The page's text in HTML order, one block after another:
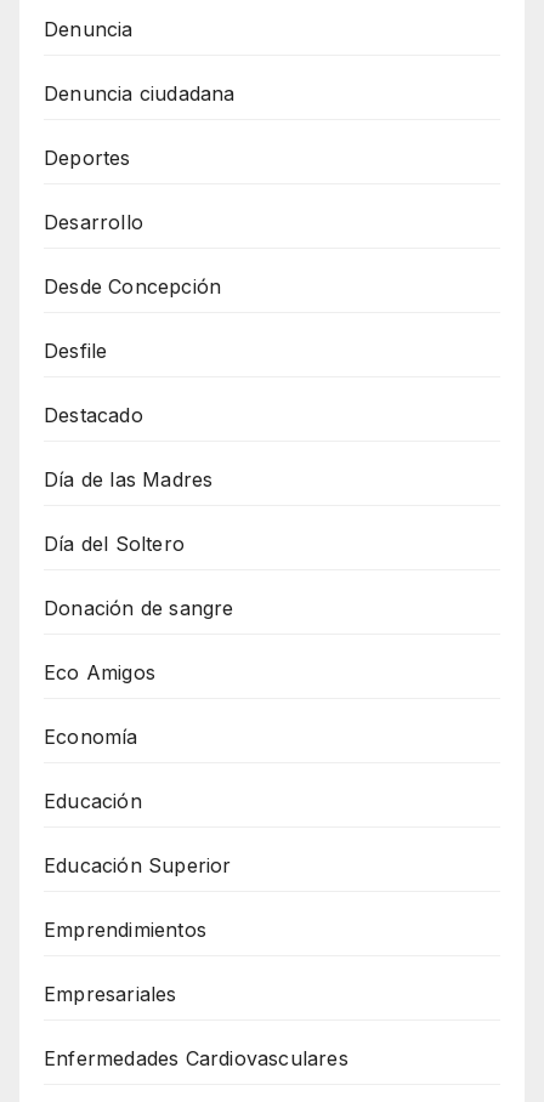
Denuncia
Denuncia ciudadana
Deportes
Desarrollo
Desde Concepción
Desfile
Destacado
Día de las Madres
Día del Soltero
Donación de sangre
Eco Amigos
Economía
Educación
Educación Superior
Emprendimientos
Empresariales
Enfermedades Cardiovasculares